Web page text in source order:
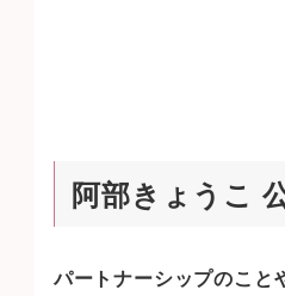
阿部きょうこ
パートナーシップのこと